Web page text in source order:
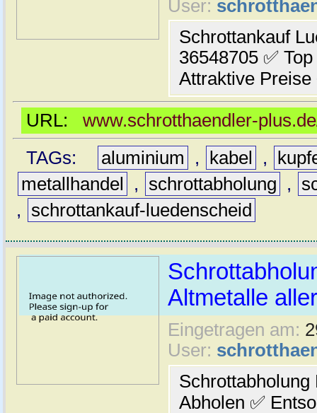
User:
Schrottankauf
36548705 ✅
Attraktive Preise
URL: www.schrotthaendler-
TAGs:
aluminium , kabel ,
metallhandel
, schrottabholung ,
,
schrottankauf-luedenscheid
Altmetalle
Eingetragen am:
User:
Schrottabholung
Abholen ✅